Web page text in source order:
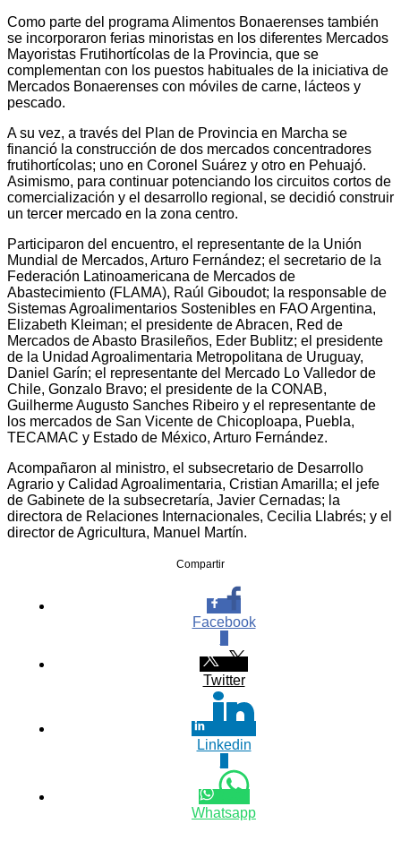
Como parte del programa Alimentos Bonaerenses también
se incorporaron ferias minoristas en los diferentes Mercados
Mayoristas Frutihortícolas de la Provincia, que se
complementan con los puestos habituales de la iniciativa de
Mercados Bonaerenses con móviles de carne, lácteos y
pescado.
A su vez, a través del Plan de Provincia en Marcha se
financió la construcción de dos mercados concentradores
frutihortícolas; uno en Coronel Suárez y otro en Pehuajó.
Asimismo, para continuar potenciando los circuitos cortos de
comercialización y el desarrollo regional, se decidió construir
un tercer mercado en la zona centro.
Participaron del encuentro, el representante de la Unión
Mundial de Mercados, Arturo Fernández; el secretario de la
Federación Latinoamericana de Mercados de
Abastecimiento (FLAMA), Raúl Giboudot; la responsable de
Sistemas Agroalimentarios Sostenibles en FAO Argentina,
Elizabeth Kleiman; el presidente de Abracen, Red de
Mercados de Abasto Brasileños, Eder Bublitz; el presidente
de la Unidad Agroalimentaria Metropolitana de Uruguay,
Daniel Garín; el representante del Mercado Lo Valledor de
Chile, Gonzalo Bravo; el presidente de la CONAB,
Guilherme Augusto Sanches Ribeiro y el representante de
los mercados de San Vicente de Chicoploapa, Puebla,
TECAMAC y Estado de México, Arturo Fernández.
Acompañaron al ministro, el subsecretario de Desarrollo
Agrario y Calidad Agroalimentaria, Cristian Amarilla; el jefe
de Gabinete de la subsecretaría, Javier Cernadas; la
directora de Relaciones Internacionales, Cecilia Llabrés; y el
director de Agricultura, Manuel Martín.
Compartir
Facebook
Twitter
Linkedin
Whatsapp